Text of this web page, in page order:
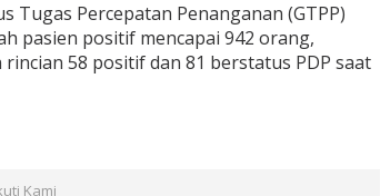
Tugas Percepatan Penanganan (GTPP)
pasien positif mencapai 942 orang,
58 positif dan 81 berstatus PDP saat
Kami